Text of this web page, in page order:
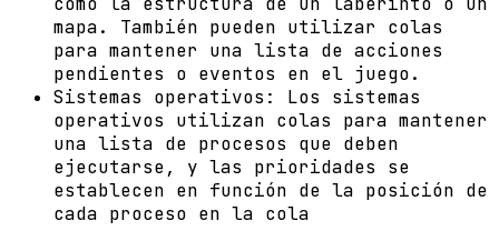
mapa. También pueden utilizar colas
para mantener una lista de acciones
pendientes o eventos en el juego.
Sistemas operativos: Los sistemas
operativos utilizan colas para mantener
una lista de procesos que deben
ejecutarse, y las prioridades se
establecen en función de la posición de
cada proceso en la cola